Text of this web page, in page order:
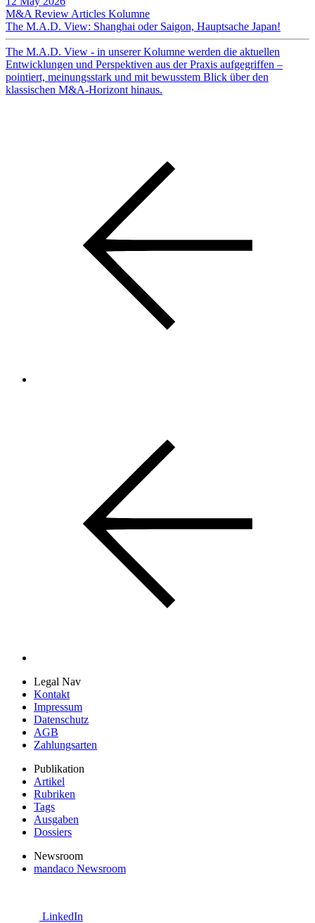
M&A Review Articles Kolumne
The M.A.D. View: Shanghai oder Saigon, Hauptsache Japan!
The M.A.D. View - in unserer Kolumne werden die aktuellen
Entwicklungen und Perspektiven aus der Praxis aufgegriffen –
pointiert, meinungsstark und mit bewusstem Blick über den
klassischen M&A-Horizont hinaus.
Legal Nav
Kontakt
Impressum
Datenschutz
AGB
Zahlungsarten
Publikation
Artikel
Rubriken
Tags
Ausgaben
Dossiers
Newsroom
mandaco Newsroom
LinkedIn